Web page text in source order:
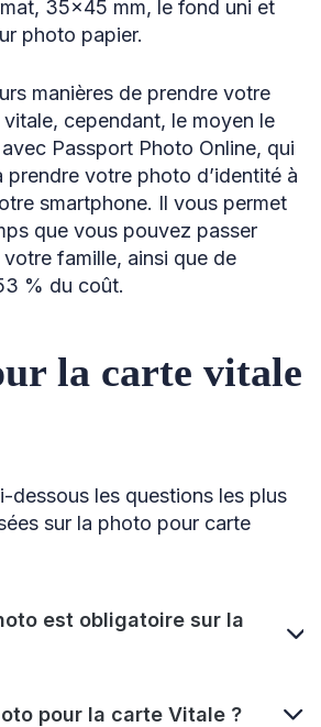
35×45 mm, le fond uni et
photo papier.
manières de prendre votre
cependant, le moyen le
Passport Photo Online, qui
prendre votre photo d’identité à
smartphone. Il vous permet
que vous pouvez passer
famille, ainsi que de
% du coût.
la carte vitale
dessous les questions les plus
sur la photo pour carte
est obligatoire sur la
pour la carte Vitale ?